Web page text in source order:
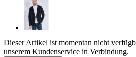
Dieser Artikel ist momentan nicht
unserem Kundenservice in Verbindung.